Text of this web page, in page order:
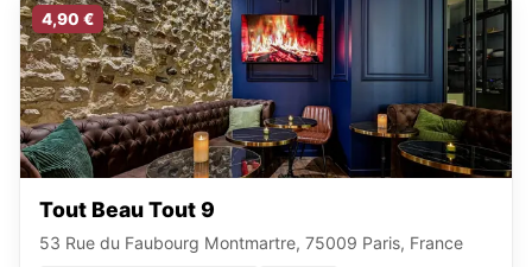
4,90 €
Tout Beau Tout 9
53 Rue du Faubourg Montmartre, 75009 Paris, France